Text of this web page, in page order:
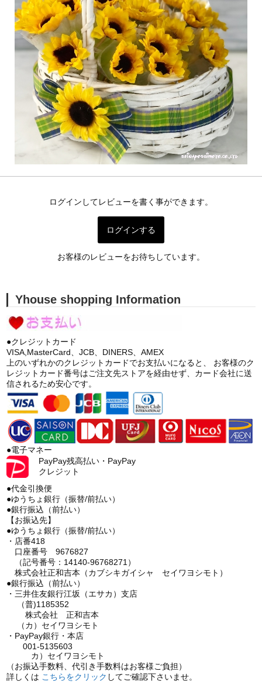
ログインしてレビューを書く事ができます。
ログインする
お客様のレビューをお待ちしています。
Yhouse shopping Information
●クレジットカード
VISA,MasterCard、JCB、DINERS、AMEX
上のいずれかのクレジットカードでお支払いになると、 お客様のク
レジットカード番号はご注文先ストアを経由せず、カード会社に送
信されるため安心です。
●電子マネー
PayPay残高払い・PayPay
クレジット
●代金引換便
●ゆうちょ銀行（振替/前払い）
●銀行振込（前払い）
【お振込先】
●ゆうちょ銀行（振替/前払い）
・店番418
口座番号 9676827
（記号番号：14140-96768271）
株式会社正和吉本（カブシキガイシャ セイワヨシモト）
●銀行振込（前払い）
・三井住友銀行江坂（エサカ）支店
（普)1185352
株式会社 正和吉本
（カ）セイワヨシモト
・PayPay銀行・本店
001-5135603
カ）セイワヨシモト
（お振込手数料、代引き手数料はお客様ご負担）
詳しくは こちらをクリック してご確認下さいませ。